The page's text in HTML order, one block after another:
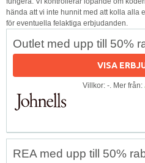
hända att vi inte hunnit med att kolla alla
för eventuella felaktiga erbjudanden.
Outlet med upp till 50%
VISA
Villkor: -. Mer från:
REA med upp till 50%